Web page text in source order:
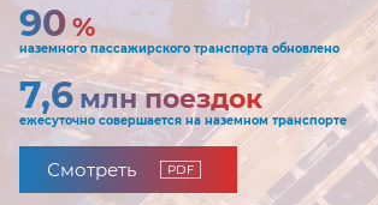
90%
наземного пассажирского транспорта обновлено
7,6 млн поездок
ежесуточно совершается на наземном транспорте
Смотреть